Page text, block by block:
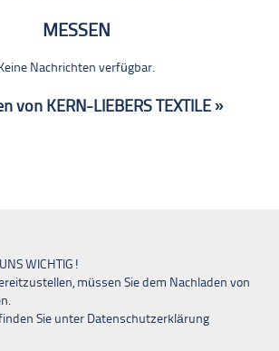
MESSEN
Nachrichten verfügbar.
von KERN-LIEBERS TEXTILE »
WICHTIG!
müssen Sie dem Nachladen von
Sie unter Datenschutzerklärung